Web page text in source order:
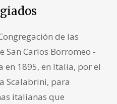
de las
San Carlos Borromeo -
1895, en Italia, por el
Scalabrini, para
italianas que